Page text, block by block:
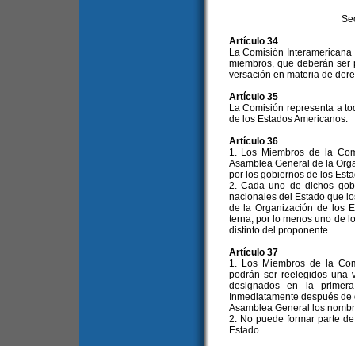
Artículo 34
La Comisión
miembros, que deberán
versación en materia de
Artículo 35
La Comisión representa a
de los Estados Americanos.
Artículo 36
1. Los Miembros de la
Asamblea General de la
por los gobiernos de los
2. Cada uno de dichos
nacionales del Estado que
de la Organización de los
terna, por lo menos uno de
distinto del proponente.
Artículo 37
1. Los Miembros de la
podrán ser reelegidos una
designados en la
Inmediatamente después
Asamblea General los
2. No puede formar parte
Estado.